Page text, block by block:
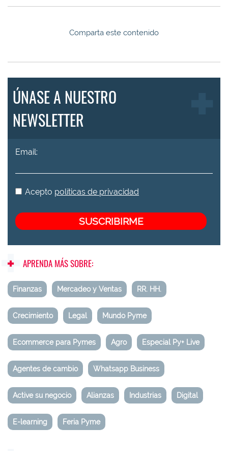
Comparta este contenido
ÚNASE A NUESTRO
NEWSLETTER
Email:
Acepto políticas de privacidad
APRENDA MÁS SOBRE:
Finanzas Mercadeo y Ventas RR. HH.
Crecimiento Legal Mundo Pyme
Ecommerce para Pymes Agro Especial Py+ Live
Agentes de cambio Whatsapp Business
Active su negocio Alianzas Industrias Digital
E-learning Feria Pyme